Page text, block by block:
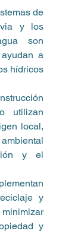
de
y los
son
a
hídricos
utilizan
local,
y el
y
minimizar
y